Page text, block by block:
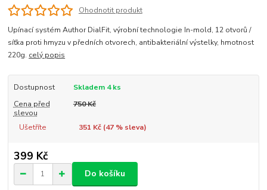
Ohodnotit produkt
Upínací systém Author DialFit, výrobní technologie In-mold, 12 otvorů /
síťka proti hmyzu v předních otvorech, antibakteriální výstelky, hmotnost
220g. celý popis
Dostupnost
Skladem 4 ks
Cena před
slevou
750 Kč
Ušetříte 351 Kč (47% sleva)
399 Kč
Do košíku